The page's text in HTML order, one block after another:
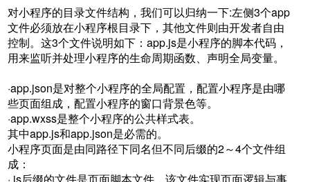
对小程序的目录文件结构，我们可以归纳一下:左侧3个app
文件必须放在小程序根目录下，其他文件则由开发者自由
控制。这3个文件说明如下：app.js是小程序的脚本代码，
用来监听并处理小程序的生命周期函数、声明全局变量。
·app.json是对整个小程序的全局配置，配置小程序是由哪
些页面组成，配置小程序的窗口背景色等。
·app.wxss是整个小程序的公共样式表。
其中app.js和app.json是必需的。
小程序页面是由同路径下同名但不同后缀的2～4个文件组
成：
·.js后缀的文件是页面脚本文件，该文件实现页面逻辑与事